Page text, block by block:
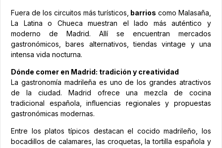
Fuera de los circuitos más turísticos, barrios como Malasaña,
La Latina o Chueca muestran el lado más auténtico y
moderno de Madrid. Allí se encuentran mercados
gastronómicos, bares alternativos, tiendas vintage y una
intensa vida nocturna.
Dónde comer en Madrid: tradición y creatividad
La gastronomía madrileña es uno de los grandes atractivos
de la ciudad. Madrid ofrece una mezcla de cocina
tradicional española, influencias regionales y propuestas
gastronómicas modernas.
Entre los platos típicos destacan el cocido madrileño, los
bocadillos de calamares, las croquetas, la tortilla española y